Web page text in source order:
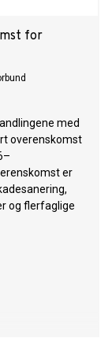
for
med
overenskomst
er
og flerfaglige